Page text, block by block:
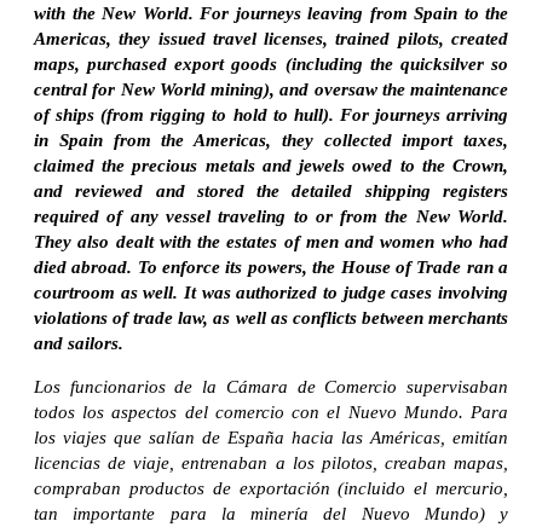
with the New World. For journeys leaving from Spain to the
Americas, they issued travel licenses, trained pilots, created
maps, purchased export goods (including the quicksilver so
central for New World mining), and oversaw the maintenance
of ships (from rigging to hold to hull). For journeys arriving
in Spain from the Americas, they collected import taxes,
claimed the precious metals and jewels owed to the Crown,
and reviewed and stored the detailed shipping registers
required of any vessel traveling to or from the New World.
They also dealt with the estates of men and women who had
died abroad. To enforce its powers, the House of Trade ran a
courtroom as well. It was authorized to judge cases involving
violations of trade law, as well as conflicts between merchants
and sailors.
Los funcionarios de la Cámara de Comercio supervisaban
todos los aspectos del comercio con el Nuevo Mundo. Para
los viajes que salían de España hacia las Américas, emitían
licencias de viaje, entrenaban a los pilotos, creaban mapas,
compraban productos de exportación (incluido el mercurio,
tan importante para la minería del Nuevo Mundo) y